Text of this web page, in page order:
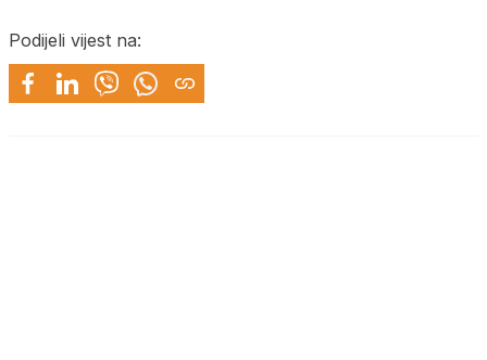
Podijeli vijest na: